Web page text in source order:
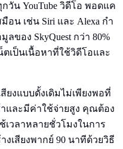
วัน YouTube วิดีโอ พอดแค
อน เช่น Siri และ Alexa กํา
ของ SkyQuest กว่า 80%
เป็นเนื้อหาที่ใช้วิดีโอและ
ยงแบบดั้งเดิมไม่เพียงพอที่
และมีค่าใช้จ่ายสูง คุณต้อง
วลาหลายชั่วโมงในการ
งเสียงพากย์ 90 นาทีด้วยวิธี